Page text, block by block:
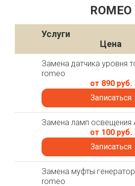
ROMEO
Услуги
Цена
Замена датчика уровня
romeo
от 890 руб.
Записаться
Замена ламп освещения
от 100 руб.
Записаться
Замена муфты
romeo